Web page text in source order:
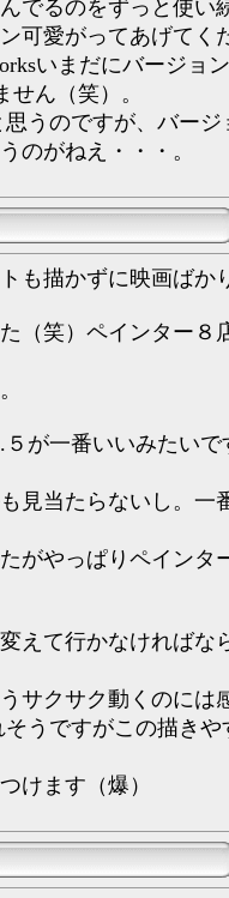
でるのをずっと使い
可愛がってあげてく
いまだにバージョ
ん（笑）。
うのですが、バージ
のがねえ・・・。
も描かずに映画ばか
（笑）ペインター８
が一番いいみたい
見当たらないし。一
がやっぱりペインタ
えて行かなければな
サクサク動くのには
うですがこの描き
けます（爆）